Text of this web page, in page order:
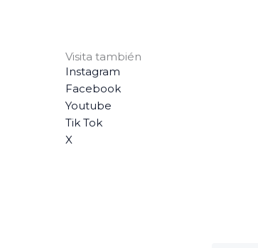
Visita también
Instagram
Facebook
Youtube
Tik Tok
X